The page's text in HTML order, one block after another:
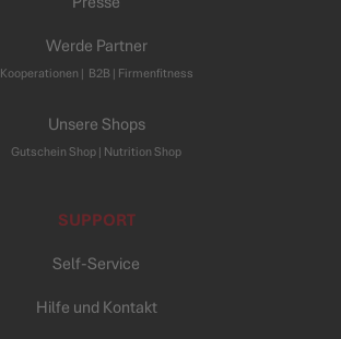
Werde Partner
Kooperationen | B2B | Firmenfitness
Unsere Shops
Gutschein Shop | Nutrition Shop
SUPPORT
Self-Service
Hilfe und Kontakt